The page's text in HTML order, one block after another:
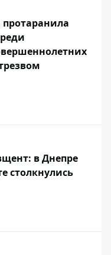
в Днепре
столкнулись